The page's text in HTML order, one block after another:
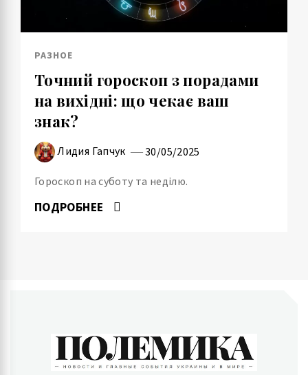
РАЗНОЕ
Точний гороскоп з порадами
на вихідні: що чекає ваш
знак?
Лидия Гапчук 30/05/2025
Гороскоп на суботу та неділю.
ПОДРОБНЕЕ